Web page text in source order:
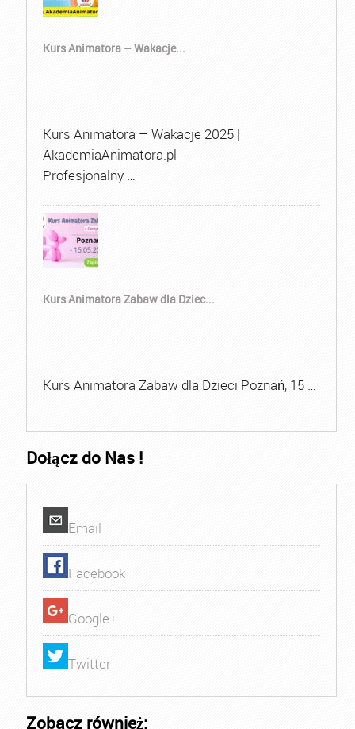
Kurs Animatora – Wakacje...
Kurs Animatora – Wakacje 2025 |
AkademiaAnimatora.pl
Profesjonalny …
Kurs Animatora Zabaw dla Dziec...
Kurs Animatora Zabaw dla Dzieci Poznań, 15 …
Dołącz do Nas !
Email
Facebook
Google+
Twitter
Zobacz również: